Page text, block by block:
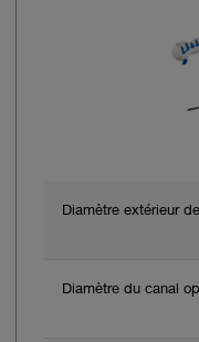
Diamètre extérieur
Diamètre du canal